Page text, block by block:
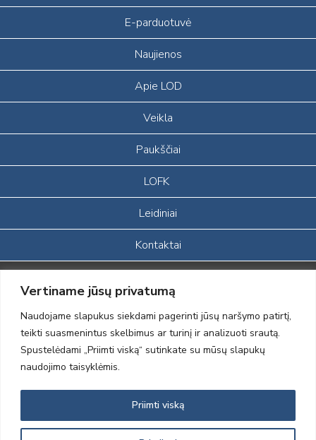
Vertiname jūsų privatumą
Naudojame slapukus siekdami pagerinti jūsų naršymo patirtį,
teikti suasmenintus skelbimus ar turinį ir analizuoti srautą.
Spustelėdami „Priimti viską“ sutinkate su mūsų slapukų
naudojimo taisyklėmis.
Priimti viską
E-parduotuvė
Naujienos
Apie LOD
Veikla
Paukščiai
LOFK
Leidiniai
Kontaktai
Portalas sukurtas įgyvendinant Lietuvos Respublikos, Europos
ekonominės erdvės ir Norvegijos finansinių mechanizmų iš dalies
finansuojamą paprojektį
„LOD visuomeninės /gamtosauginės veiklos sustiprinimas ir įvaizdžio
formavimas įtraukiant visuomenę į aplinkosauginių tyrimų veiklą“
(paprojekčio
įgyvendinimo sutarties numeris 2004-LT0008-NVO-1EEE/NOR-02-
2012 © Lietuvos Ornitologų Draugija © 2014, Visos teisės saugomos